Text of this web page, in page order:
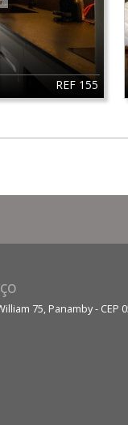
REF 155
75, Panamby - CEP